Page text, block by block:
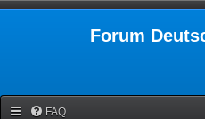
Forum
FAQ